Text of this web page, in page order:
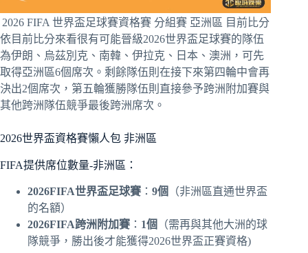
2026 FIFA 世界盃足球賽資格賽 分組賽 亞洲區 目前比分
依目前比分來看很有可能晉級2026世界盃足球賽的隊伍
為伊朗、烏茲別克、南韓、伊拉克、日本、澳洲，可先
取得亞洲區6個席次。剩餘隊伍則在接下來第四輪中會再
決出2個席次，第五輪獲勝隊伍則直接參予跨洲附加賽與
其他跨洲隊伍競爭最後跨洲席次。
2026世界盃資格賽懶人包 非洲區
FIFA提供席位數量-非洲區：
2026FIFA世界盃足球賽 ： 9個
（非洲區直通世界盃
的名額）
2026FIFA跨洲附加賽 ： 1個
（需再與其他大洲的球
隊競爭，勝出後才能獲得2026世界盃正賽資格)